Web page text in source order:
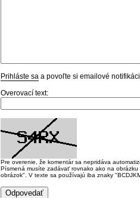
Prihláste sa a povoľte si emailové
Overovací text:
Pre overenie, že komentár sa nepridáva
Písmená musíte zadávať rovnako ako na
obrázok". V texte sa používajú iba znaky